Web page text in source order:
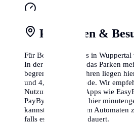
Parkzonen &
Für Besucher gibt es in Wuppertal
In der Kernstadt ist das Parken
begrenzt. Die Gebühren liegen
und 4,00 € pro Stunde. Wir
Nutzung von Park-Apps wie
PayByPhone, da du hier
kannst und nicht zum Automaten
falls es doch länger dauert.